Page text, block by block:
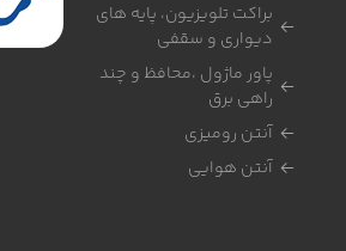
براکت تلویزیون، پایه های
دیواری و سقفی
پاور ماژول ،محافظ و چند
راهی برق
آنتن رومیزی
آنتن هوایی